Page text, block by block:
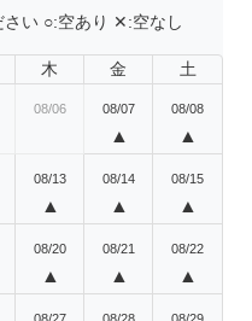
さい ○:空あり ✕:空なし
木 金 土
08/06 08/07
▲
08/08
▲
08/13
▲
08/14
▲
08/15
▲
08/20
▲
08/21
▲
08/22
▲